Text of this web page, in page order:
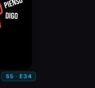
S5 · E34